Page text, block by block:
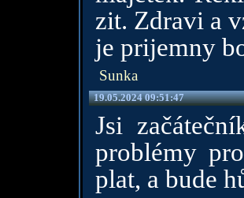
zit. Zdravi a
je prijemny
Sunka
19.05.2024 09:51:47
Jsi
problémy
plat, a bude